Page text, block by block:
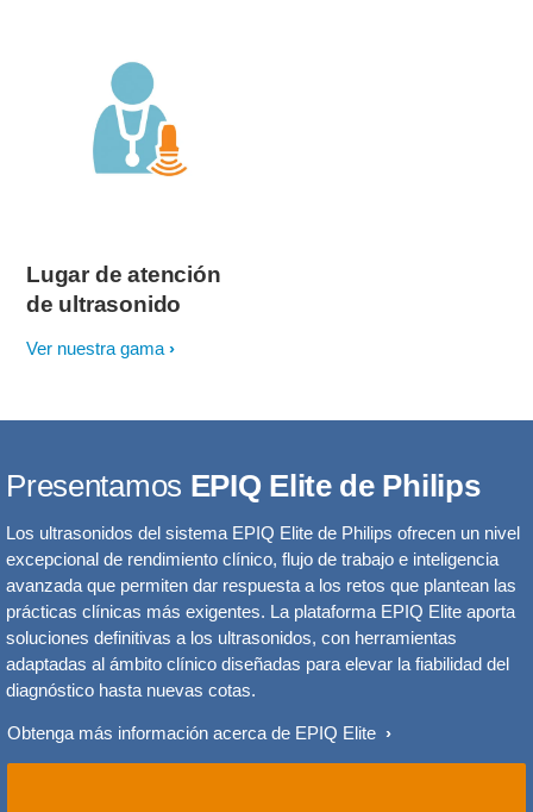
Lugar de atención
de ultrasonido
Ver nuestra gama
Presentamos EPIQ Elite de Philips
Los ultrasonidos del sistema EPIQ Elite de Philips ofrecen un nivel
excepcional de rendimiento clínico, flujo de trabajo e inteligencia
avanzada que permiten dar respuesta a los retos que plantean las
prácticas clínicas más exigentes. La plataforma EPIQ Elite aporta
soluciones definitivas a los ultrasonidos, con herramientas
adaptadas al ámbito clínico diseñadas para elevar la fiabilidad del
diagnóstico hasta nuevas cotas.
Obtenga más información acerca de EPIQ Elite